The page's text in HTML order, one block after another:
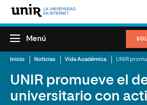
Menú
Inicio Noticias Vida Académica
UNIR promueve el
universitario con